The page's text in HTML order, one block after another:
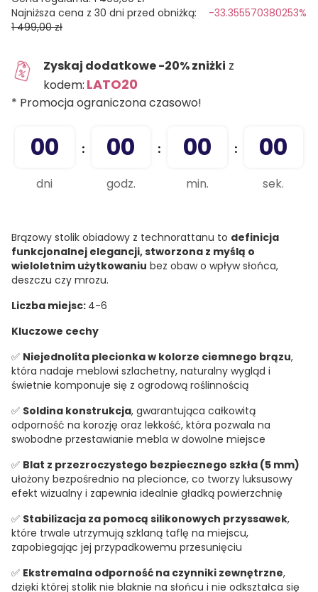
Najniższa cena z 30 dni przed obniżką:
1 499,00 zł
-33.355570380253%
Zyskaj dodatkowe -20% zniżki z
kodem: LATO20
* Promocja ograniczona czasowo!
00
dni
: 00
godz.
: 00
min.
: 00
sek.
Brązowy stolik obiadowy z technorattanu to definicja
funkcjonalnej elegancji, stworzona z myślą o
wieloletnim użytkowaniu bez obaw o wpływ słońca,
deszczu czy mrozu.
Liczba miejsc: 4-6
Kluczowe cechy
✅ Niejednolita plecionka w kolorze ciemnego brązu,
która nadaje meblowi szlachetny, naturalny wygląd i
świetnie komponuje się z ogrodową roślinnością
✅ Soldina konstrukcja, gwarantująca całkowitą
odporność na korozję oraz lekkość, która pozwala na
swobodne przestawianie mebla w dowolne miejsce
✅ Blat z przezroczystego bezpiecznego szkła (5 mm)
ułożony bezpośrednio na plecionce, co tworzy luksusowy
efekt wizualny i zapewnia idealnie gładką powierzchnię
✅ Stabilizacja za pomocą silikonowych przyssawek,
które trwale utrzymują szklaną taflę na miejscu,
zapobiegając jej przypadkowemu przesunięciu
✅ Ekstremalna odporność na czynniki zewnętrzne,
dzięki której stolik nie blaknie na słońcu i nie odkształca się